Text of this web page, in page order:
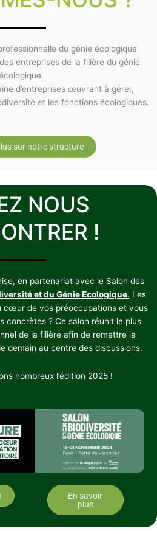
du génie écologique
entreprises de la filière du génie
d’entreprises œuvrant à gérer,
et les fonctions écologiques.
sur notre structure
NOUS
!
en partenariat avec le Salon des
et du Génie Ecologique. Les
cœur de vos préoccupations et vous
concrètes ? Ce salon réunit le plus
de la filière afin de remettre la
demain au centre des discussions.
nombreux l’édition 2025 !
En savoir
plus